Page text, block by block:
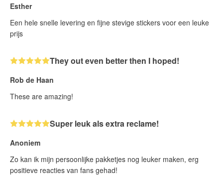
Esther
Een hele snelle levering en fijne stevige stickers voor een leuke
prijs
They out even better then I hoped!
Rob de Haan
These are amazing!
Super leuk als extra reclame!
Anoniem
Zo kan ik mijn persoonlijke pakketjes nog leuker maken, erg
positieve reacties van fans gehad!